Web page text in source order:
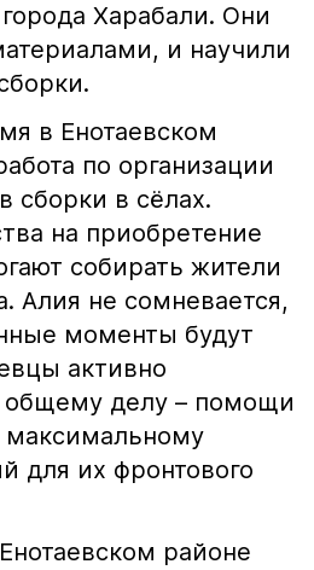
Харабали. Они
и научили
в Енотаевском
по организации
сборки в сёлах.
на приобретение
собирать жители
Алия не сомневается,
моменты будут
активно
общему делу – помощи
для их фронтового
районе